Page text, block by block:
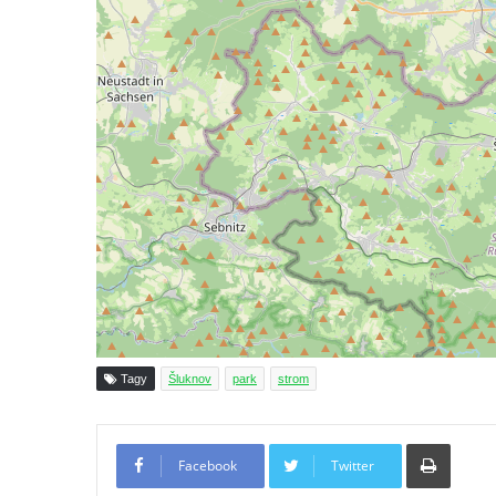
Památný buk v Jiřetíně pod Jedlovou
Nivní dub v Království
Lípa republiky v Dubé
Strom svobody u pomníku rumburské
vzpoury v Rumburku
Jírovec u Kleinova statku v Konětopech
Švehlova lípa v Touchovicích
Lípa malolistá na hřbitově v Chloumku v
Mělníku
Strom republiky u kaple na rozcestí v jižní
části Budyně nad Ohří
Lípa na Markovském západně od Mšené-
lázně
Lípa míru v parku v Oybině
Schillerův dub ve Stráži nad Nisou
Tagy Šluknov park strom
Facebook Twitter